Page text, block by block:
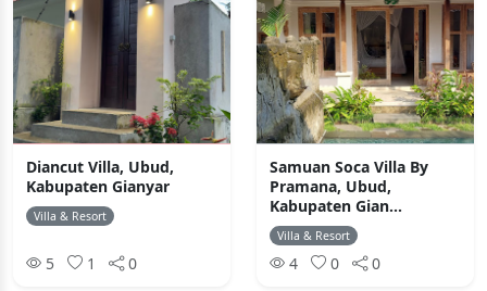
Diancut Villa, Ubud,
Kabupaten Gianyar
Villa & Resort
5 1 0
Samuan Soca Villa By
Pramana, Ubud,
Kabupaten Gian...
Villa & Resort
4 0 0